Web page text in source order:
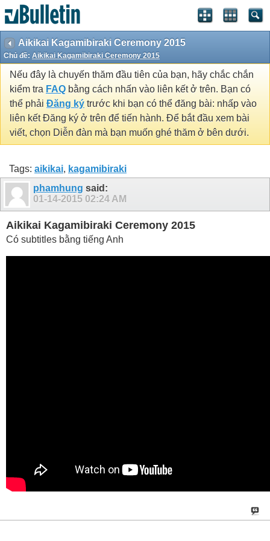
Aikikai Kagamibiraki Ceremony 2015
Chủ đề: Aikikai Kagamibiraki Ceremony 2015
Nếu đây là chuyến thăm đầu tiên của bạn, hãy chắc chắn
kiểm tra FAQ bằng cách nhấn vào liên kết ở trên. Bạn có
thể phải Đăng ký trước khi bạn có thể đăng bài: nhấp vào
liên kết Đăng ký ở trên để tiến hành. Để bắt đầu xem bài
viết, chọn Diễn đàn mà bạn muốn ghé thăm ở bên dưới.
Tags: aikikai, kagamibiraki
phamhung said:
01-14-2015 02:24 AM
Aikikai Kagamibiraki Ceremony 2015
Có subtitles bằng tiếng Anh